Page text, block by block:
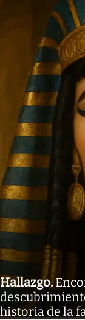
Hallazgo.
historia de la